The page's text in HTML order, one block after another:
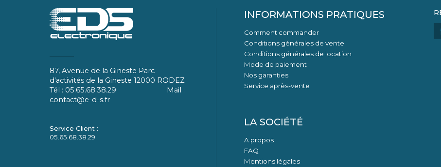
87, Avenue de la Gineste Parc
d'activités de la Gineste 12000 RODEZ
Tél : 05.65.68.38.29 Mail :
contact@e-d-s.fr
05.65.68.38.29
INFORMATIONS PRATIQUES
Comment commander
Conditions générales de vente
Conditions générales de location
Mode de paiement
Nos garanties
Service après-vente
LA SOCIÉTÉ
A propos
FAQ
Mentions légales